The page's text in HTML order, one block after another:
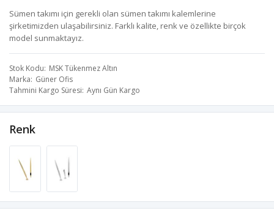
Sümen takımı için gerekli olan sümen takımı kalemlerine
şirketimizden ulaşabilirsiniz. Farklı kalite, renk ve özellikte birçok
model sunmaktayız.
Stok Kodu MSK Tükenmez Altın
Marka Güner Ofis
Tahmini Kargo Süresi Aynı Gün Kargo
Renk